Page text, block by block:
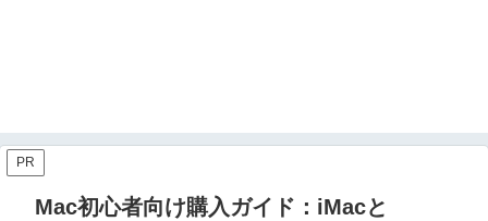
PR
Mac初心者向け購入ガイド：iMacと